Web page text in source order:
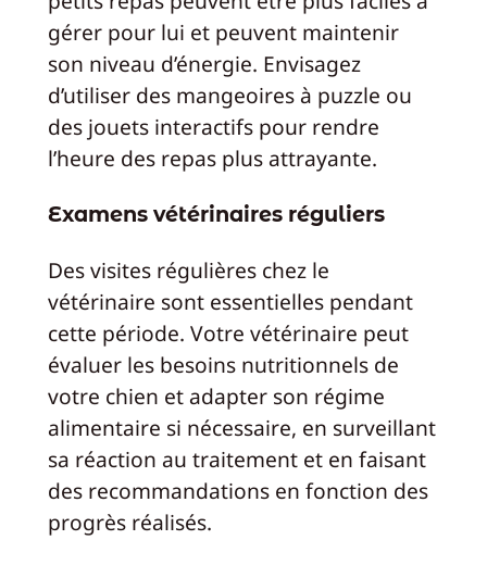
gérer pour lui et peuvent maintenir
son niveau d’énergie. Envisagez
d’utiliser des mangeoires à puzzle ou
des jouets interactifs pour rendre
l’heure des repas plus attrayante.
Examens vétérinaires réguliers
Des visites régulières chez le
vétérinaire sont essentielles pendant
cette période. Votre vétérinaire peut
évaluer les besoins nutritionnels de
votre chien et adapter son régime
alimentaire si nécessaire, en surveillant
sa réaction au traitement et en faisant
des recommandations en fonction des
progrès réalisés.